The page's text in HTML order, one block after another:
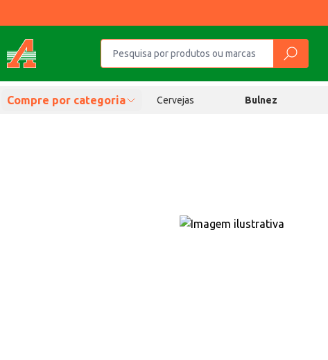
Compre por categoria Cervejas Bulnez